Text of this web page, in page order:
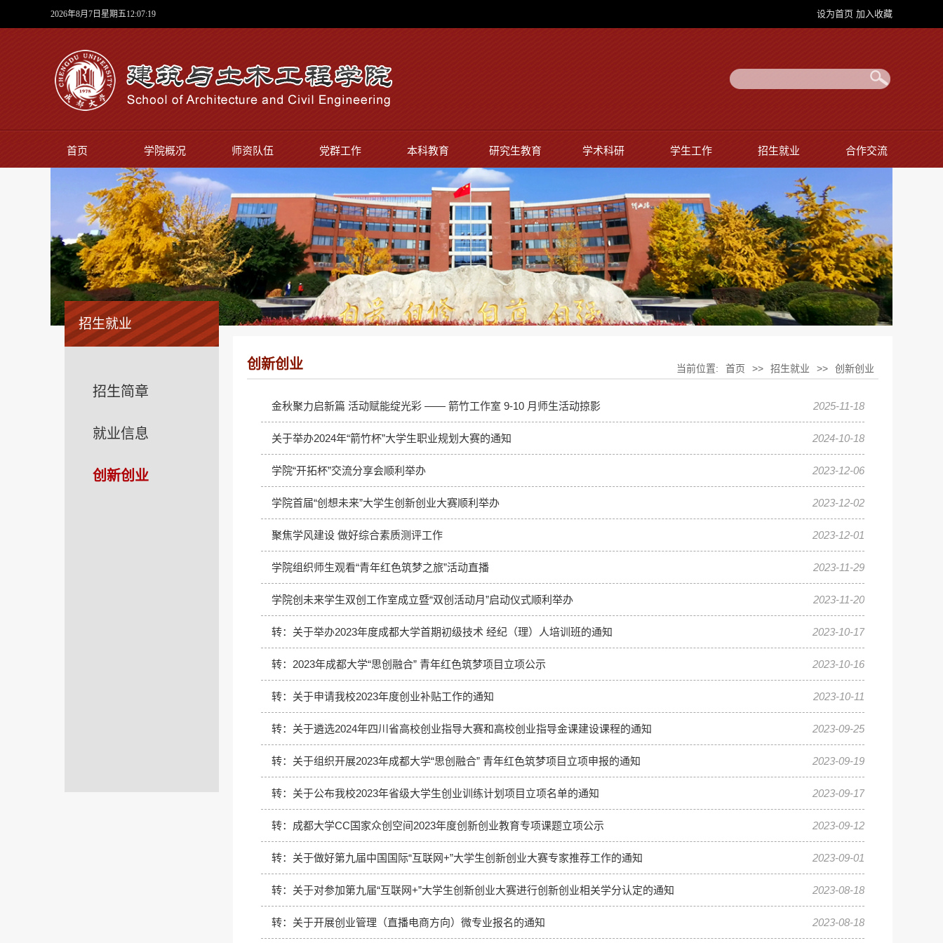
2026年8月7日星期五12:07:19 设为首页 加入收藏
首页 学院概况 师资队伍 党群工作 本科教育 研究生教育 学术科研 学生工作 招生就业 合作交流
师生风采 本科教育教学审核
评估
校友工作
招生就业
招生简章
就业信息
创新创业
创新创业 当前位置: 首页 >> 招生就业 >> 创新创业
金秋聚力启新篇 活动赋能绽光彩 —— 箭竹工作室 9-10 月师生活动掠影 2025-11-18
关于举办2024年“箭竹杯”大学生职业规划大赛的通知 2024-10-18
学院“开拓杯”交流分享会顺利举办 2023-12-06
学院首届“创想未来”大学生创新创业大赛顺利举办 2023-12-02
聚焦学风建设 做好综合素质测评工作 2023-12-01
学院组织师生观看“青年红色筑梦之旅”活动直播 2023-11-29
学院创未来学生双创工作室成立暨“双创活动月”启动仪式顺利举办 2023-11-20
转：关于举办2023年度成都大学首期初级技术 经纪（理）人培训班的通知 2023-10-17
转：2023年成都大学“思创融合” 青年红色筑梦项目立项公示 2023-10-16
转：关于申请我校2023年度创业补贴工作的通知 2023-10-11
转：关于遴选2024年四川省高校创业指导大赛和高校创业指导金课建设课程的通知 2023-09-25
转：关于组织开展2023年成都大学“思创融合” 青年红色筑梦项目立项申报的通知 2023-09-19
转：关于公布我校2023年省级大学生创业训练计划项目立项名单的通知 2023-09-17
转：成都大学CC国家众创空间2023年度创新创业教育专项课题立项公示 2023-09-12
转：关于做好第九届中国国际“互联网+”大学生创新创业大赛专家推荐工作的通知 2023-09-01
转：关于对参加第九届“互联网+”大学生创新创业大赛进行创新创业相关学分认定的通知 2023-08-18
转：关于开展创业管理（直播电商方向）微专业报名的通知 2023-08-18